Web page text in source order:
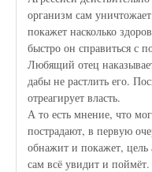
организм сам
покажет насколько
быстро он справиться с
Любящий отец
дабы не растлить его.
отреагирует власть.
А то есть мнение, что
пострадают, в первую
обнажит и покажет,
сам всё увидит и поймёт.